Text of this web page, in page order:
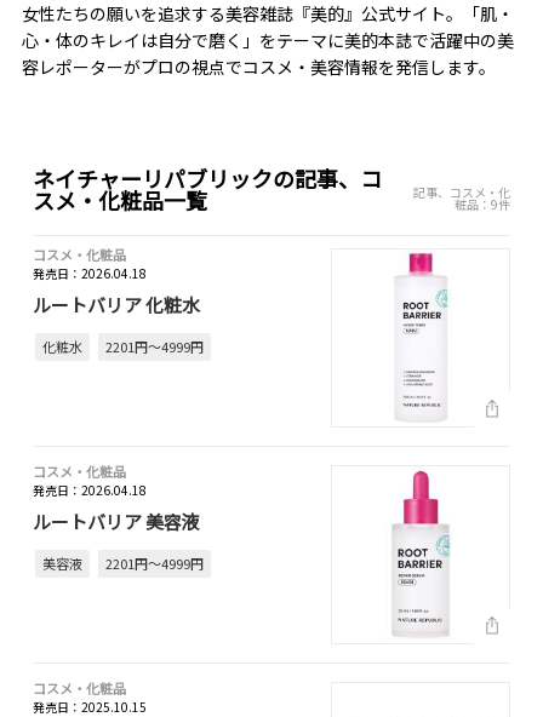
女性たちの願いを追求する美容雑誌『美的』公式サイト。「肌・
心・体のキレイは自分で磨く」をテーマに美的本誌で活躍中の美
容レポーターがプロの視点でコスメ・美容情報を発信します。
ネイチャーリパブリックの記事、コ
スメ・化粧品一覧 記事、コスメ・化
粧品：9件
コスメ・化粧品
発売日：2026.04.18
ルートバリア 化粧水
化粧水 2201円～4999円
コスメ・化粧品
発売日：2026.04.18
ルートバリア 美容液
美容液 2201円～4999円
コスメ・化粧品
発売日：2025.10.15